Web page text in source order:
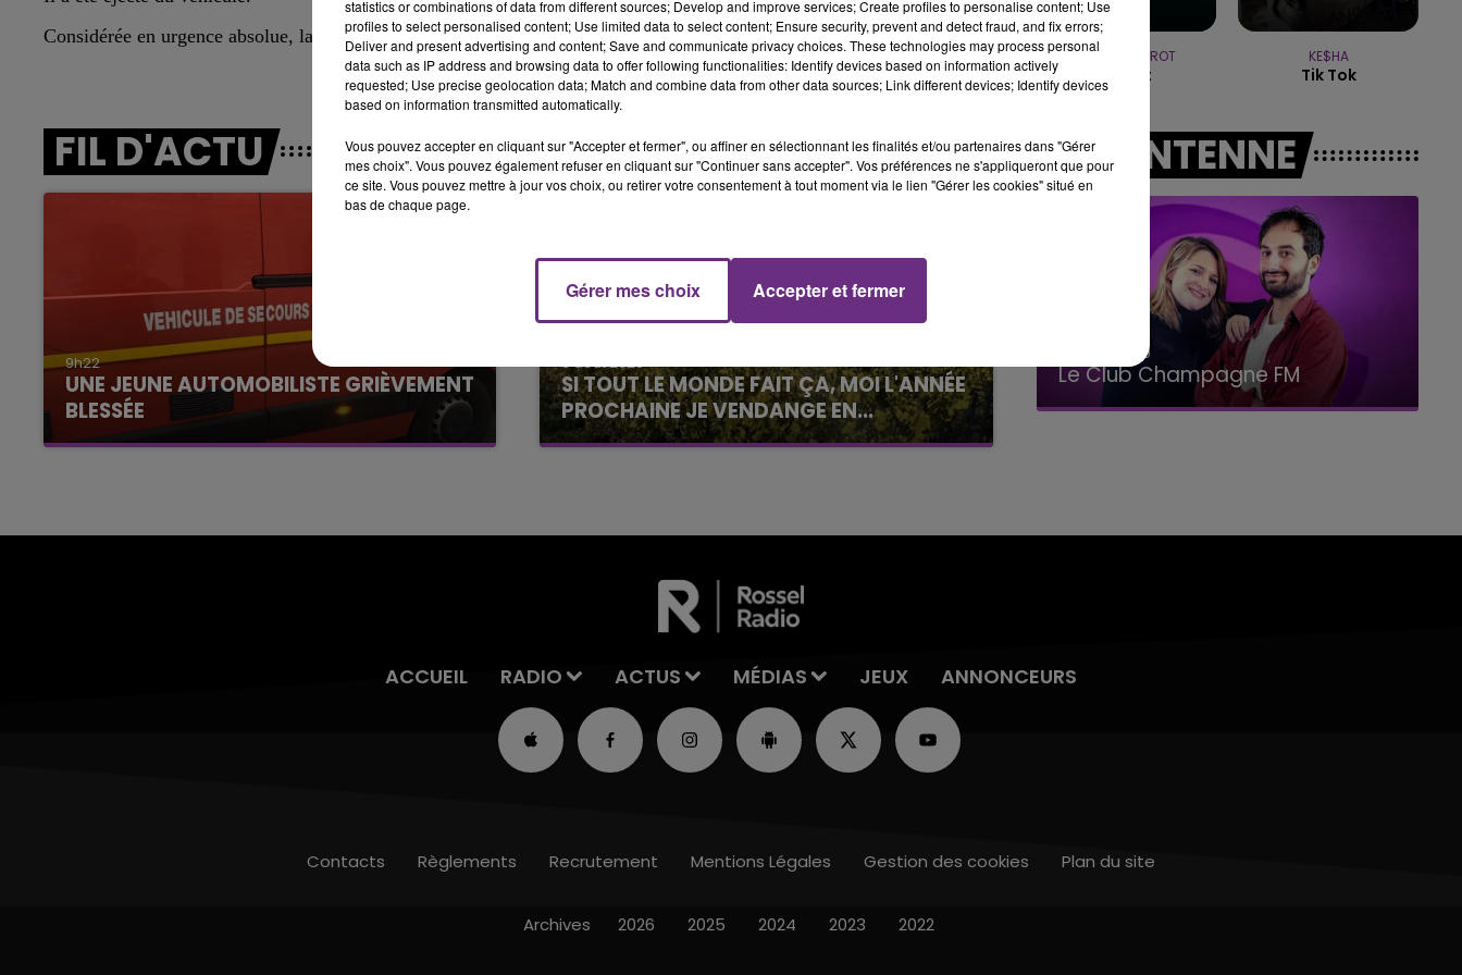
LA FAMILLE
10h00 - 14h00
LE TICKET DE CAISSE
14h00 - 15h00
LA RADIO POP
Considérée en urgence absolue, la victime a été héliportée vers le CHU de Reims.
FIL D'ACTU
9h22
UNE JEUNE AUTOMOBILISTE GRIÈVEMENT
BLESSÉE
Une automobiliste s'est retrouvée piégée dans
6 août 2026
SI TOUT LE MONDE FAIT ÇA, MOI L'ANNÉE
PROCHAINE JE VENDANGE EN...
La vendange en Champagne a débuté ce jeudi
JEREMY FREROT
Frerot
KE$HA
Tik Tok
A L'ANTENNE
10h00 - 14h00
LE TICKET DE CAISSE La Radio Pop
15h00 - 19h00
Le Club Champagne FM
ACCUEIL RADIO ACTUS MÉDIAS JEUX ANNONCEURS
Contacts Règlements Recrutement Mentions Légales Gestion des cookies Plan du site
Archives 2026 2025 2024 2023 2022
statistics or combinations of data from different sources; Develop and improve services; Create profiles to personalise content; Use
profiles to select personalised content; Use limited data to select content; Ensure security, prevent and detect fraud, and fix errors;
Deliver and present advertising and content; Save and communicate privacy choices. These technologies may process personal
data such as IP address and browsing data to offer following functionalities: Identify devices based on information actively
requested; Use precise geolocation data; Match and combine data from other data sources; Link different devices; Identify devices
based on information transmitted automatically.
Vous pouvez accepter en cliquant sur "Accepter et fermer", ou affiner en sélectionnant les finalités et/ou partenaires dans "Gérer
mes choix". Vous pouvez également refuser en cliquant sur "Continuer sans accepter". Vos préférences ne s'appliqueront que pour
ce site. Vous pouvez mettre à jour vos choix, ou retirer votre consentement à tout moment via le lien "Gérer les cookies" situé en
bas de chaque page.
Gérer mes choix Accepter et fermer